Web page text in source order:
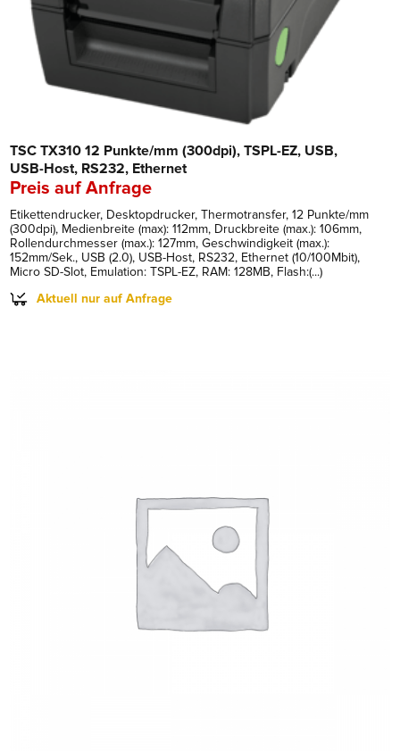
TSC TX310 12 Punkte/mm (300dpi), TSPL-EZ, USB,
USB-Host, RS232, Ethernet
Preis auf Anfrage
Etikettendrucker, Desktopdrucker, Thermotransfer, 12 Punkte/mm
(300dpi), Medienbreite (max): 112mm, Druckbreite (max.): 106mm,
Rollendurchmesser (max.): 127mm, Geschwindigkeit (max.):
152mm/Sek., USB (2.0), USB-Host, RS232, Ethernet (10/100Mbit),
Micro SD-Slot, Emulation: TSPL-EZ, RAM: 128MB, Flash:(...)
Aktuell nur auf Anfrage